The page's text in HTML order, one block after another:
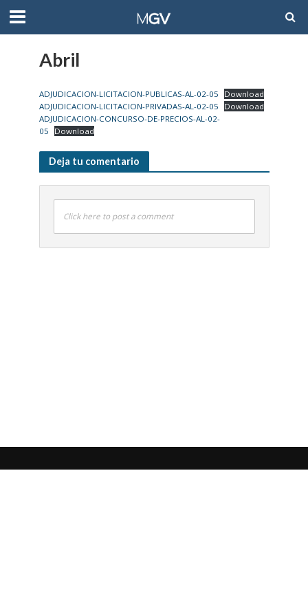
Abril
ADJUDICACION-LICITACION-PUBLICAS-AL-02-05
Download
ADJUDICACION-LICITACION-PRIVADAS-AL-02-05
Download
ADJUDICACION-CONCURSO-DE-PRECIOS-AL-02-
05
Download
Deja tu comentario
Click here to post a comment